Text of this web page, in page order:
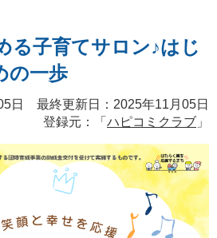
る子育てサロン♪はじ
の一歩
日 最終更新日：2025年11月05日
登録元：「 ハピコミクラブ 」